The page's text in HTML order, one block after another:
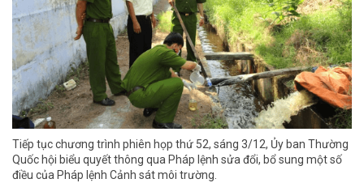
Tiếp tục chương trình phiên họp thứ 52, sáng 3/12, Ủy ban Thường
Quốc hội biểu quyết thông qua Pháp lệnh sửa đổi, bổ sung một số
điều của Pháp lệnh Cảnh sát môi trường.